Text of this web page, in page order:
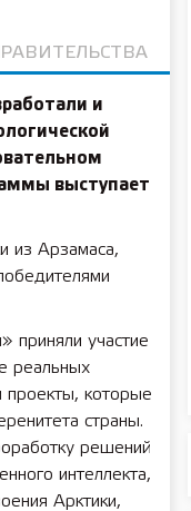
и
выступает
из Арзамаса,
приняли участие
реальных
проекты, которые
страны.
решений
интеллекта,
Арктики,